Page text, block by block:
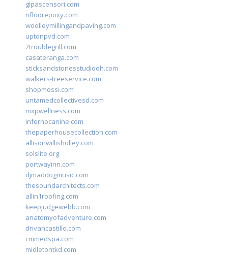
glpascensori.com
rifloorepoxy.com
woolleymillingandpaving.com
uptonpvd.com
2troublegrill.com
casateranga.com
sticksandstonesstudiooh.com
walkers-treeservice.com
shopmossi.com
untamedcollectivesd.com
mxpwellness.com
infernocanine.com
thepaperhousecollection.com
allisonwillisholley.com
solslite.org
portwayinn.com
djmaddogmusic.com
thesoundarchitects.com
allin1roofing.com
keepjudgewebb.com
anatomyofadventure.com
drivancastillo.com
cmmedspa.com
midletontkd.com